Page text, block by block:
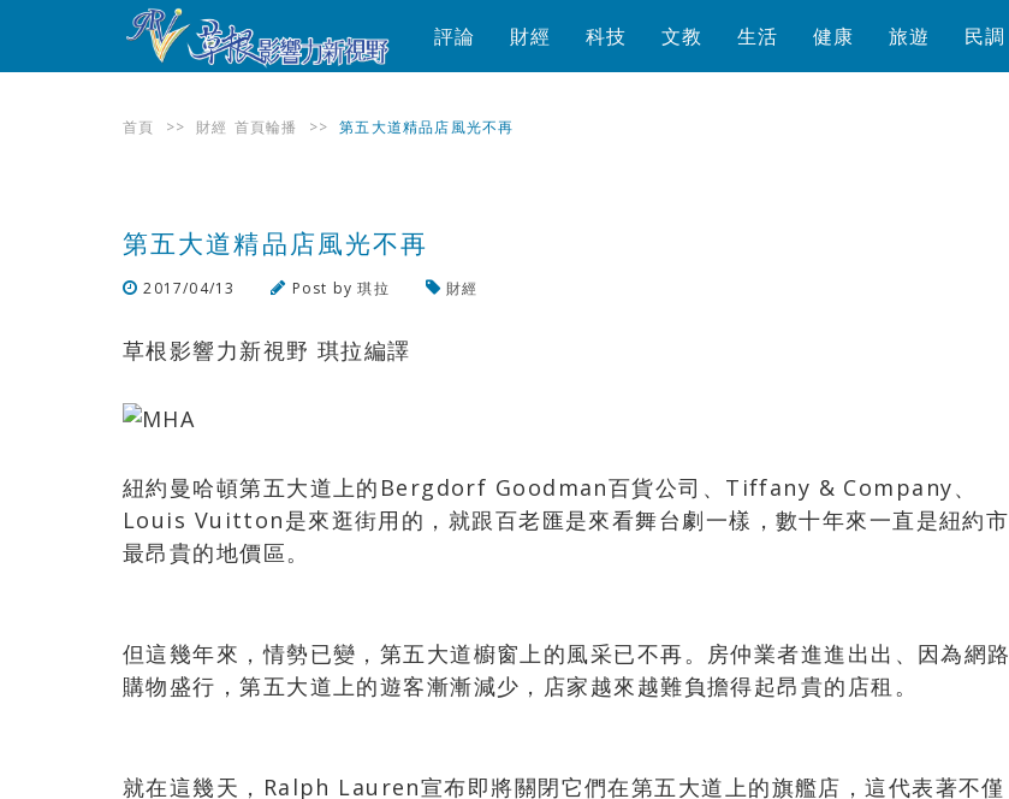
評論 財經 科技 文教 生活 健康 旅遊 民調
首頁 >> 財經 首頁輪播 >> 第五大道精品店風光不再
第五大道精品店風光不再
2017/04/13 Post by琪拉 財經
草根影響力新視野 琪拉編譯
紐約曼哈頓第五大道上的Bergdorf Goodman百貨公司、Tiffany & Company、
Louis Vuitton是來逛街用的，就跟百老匯是來看舞台劇一樣，數十年來一直是紐約市
最昂貴的地價區。
但這幾年來，情勢已變，第五大道櫥窗上的風采已不再。房仲業者進進出出、因為網路
購物盛行，第五大道上的遊客漸漸減少，店家越來越難負擔得起昂貴的店租。
就在這幾天，Ralph Lauren宣布即將關閉它們在第五大道上的旗艦店，這代表著不僅